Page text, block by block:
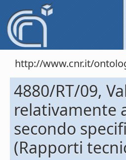
http://www.cnr.it/
4880/RT/09,
relativamente
secondo
(Rapporti